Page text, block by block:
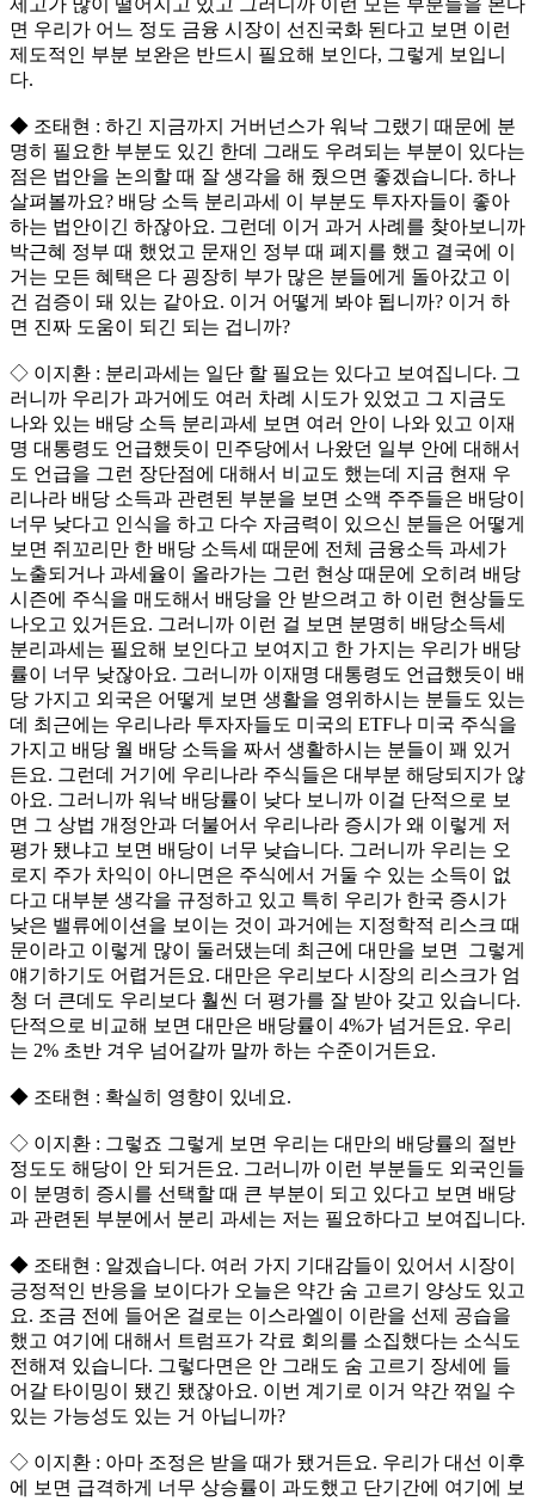
제고가 많이 떨어지고 있고 그러니까 이런 모든 부분들을 본다
면 우리가 어느 정도 금융 시장이 선진국화 된다고 보면 이런
제도적인 부분 보완은 반드시 필요해 보인다, 그렇게 보입니
다.
◆ 조태현 : 하긴 지금까지 거버넌스가 워낙 그랬기 때문에 분
명히 필요한 부분도 있긴 한데 그래도 우려되는 부분이 있다는
점은 법안을 논의할 때 잘 생각을 해 줬으면 좋겠습니다. 하나
살펴볼까요? 배당 소득 분리과세 이 부분도 투자자들이 좋아
하는 법안이긴 하잖아요. 그런데 이거 과거 사례를 찾아보니까
박근혜 정부 때 했었고 문재인 정부 때 폐지를 했고 결국에 이
거는 모든 혜택은 다 굉장히 부가 많은 분들에게 돌아갔고 이
건 검증이 돼 있는 같아요. 이거 어떻게 봐야 됩니까? 이거 하
면 진짜 도움이 되긴 되는 겁니까?
◇ 이지환 : 분리과세는 일단 할 필요는 있다고 보여집니다. 그
러니까 우리가 과거에도 여러 차례 시도가 있었고 그 지금도
나와 있는 배당 소득 분리과세 보면 여러 안이 나와 있고 이재
명 대통령도 언급했듯이 민주당에서 나왔던 일부 안에 대해서
도 언급을 그런 장단점에 대해서 비교도 했는데 지금 현재 우
리나라 배당 소득과 관련된 부분을 보면 소액 주주들은 배당이
너무 낮다고 인식을 하고 다수 자금력이 있으신 분들은 어떻게
보면 쥐꼬리만 한 배당 소득세 때문에 전체 금융소득 과세가
노출되거나 과세율이 올라가는 그런 현상 때문에 오히려 배당
시즌에 주식을 매도해서 배당을 안 받으려고 하 이런 현상들도
나오고 있거든요. 그러니까 이런 걸 보면 분명히 배당소득세
분리과세는 필요해 보인다고 보여지고 한 가지는 우리가 배당
률이 너무 낮잖아요. 그러니까 이재명 대통령도 언급했듯이 배
당 가지고 외국은 어떻게 보면 생활을 영위하시는 분들도 있는
데 최근에는 우리나라 투자자들도 미국의 ETF나 미국 주식을
가지고 배당 월 배당 소득을 짜서 생활하시는 분들이 꽤 있거
든요. 그런데 거기에 우리나라 주식들은 대부분 해당되지가 않
아요. 그러니까 워낙 배당률이 낮다 보니까 이걸 단적으로 보
면 그 상법 개정안과 더불어서 우리나라 증시가 왜 이렇게 저
평가 됐냐고 보면 배당이 너무 낮습니다. 그러니까 우리는 오
로지 주가 차익이 아니면은 주식에서 거둘 수 있는 소득이 없
다고 대부분 생각을 규정하고 있고 특히 우리가 한국 증시가
낮은 밸류에이션을 보이는 것이 과거에는 지정학적 리스크 때
문이라고 이렇게 많이 둘러댔는데 최근에 대만을 보면 그렇게
얘기하기도 어렵거든요. 대만은 우리보다 시장의 리스크가 엄
청 더 큰데도 우리보다 훨씬 더 평가를 잘 받아 갖고 있습니다.
단적으로 비교해 보면 대만은 배당률이 4%가 넘거든요. 우리
는 2% 초반 겨우 넘어갈까 말까 하는 수준이거든요.
◆ 조태현 : 확실히 영향이 있네요.
◇ 이지환 : 그렇죠 그렇게 보면 우리는 대만의 배당률의 절반
정도도 해당이 안 되거든요. 그러니까 이런 부분들도 외국인들
이 분명히 증시를 선택할 때 큰 부분이 되고 있다고 보면 배당
과 관련된 부분에서 분리 과세는 저는 필요하다고 보여집니다.
◆ 조태현 : 알겠습니다. 여러 가지 기대감들이 있어서 시장이
긍정적인 반응을 보이다가 오늘은 약간 숨 고르기 양상도 있고
요. 조금 전에 들어온 걸로는 이스라엘이 이란을 선제 공습을
했고 여기에 대해서 트럼프가 각료 회의를 소집했다는 소식도
전해져 있습니다. 그렇다면은 안 그래도 숨 고르기 장세에 들
어갈 타이밍이 됐긴 됐잖아요. 이번 계기로 이거 약간 꺾일 수
있는 가능성도 있는 거 아닙니까?
◇ 이지환 : 아마 조정은 받을 때가 됐거든요. 우리가 대선 이후
에 보면 급격하게 너무 상승률이 과도했고 단기간에 여기에 보